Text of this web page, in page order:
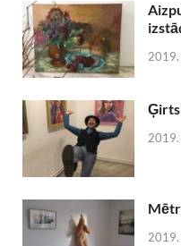
2019.
2019.
2019.